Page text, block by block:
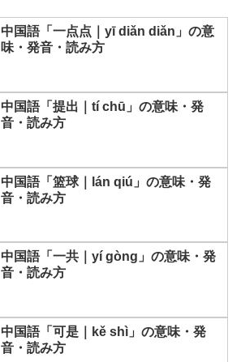
中国語「一点点｜yī diǎn diǎn」の意
味・発音・読み方
中国語「提出｜tí chū」の意味・発
音・読み方
中国語「篮球｜lán qiú」の意味・発
音・読み方
中国語「一共｜yí gòng」の意味・発
音・読み方
中国語「可是｜kě shì」の意味・発
音・読み方